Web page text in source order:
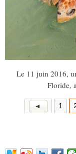
VIDÉOS
Le 11 juin 2016,
Floride,
1